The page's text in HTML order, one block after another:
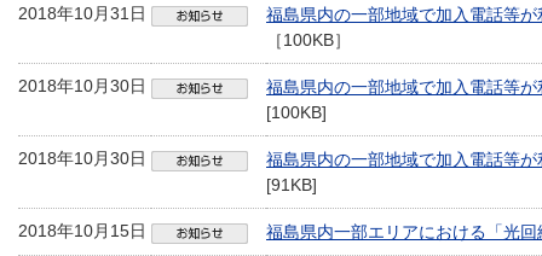
2018年10月31日
福島県内の一部地域で加入電話等
［100KB］
2018年10月30日
福島県内の一部地域で加入電話等
[100KB]
2018年10月30日
福島県内の一部地域で加入電話等
[91KB]
2018年10月15日 福島県内一部エリアにおける「光